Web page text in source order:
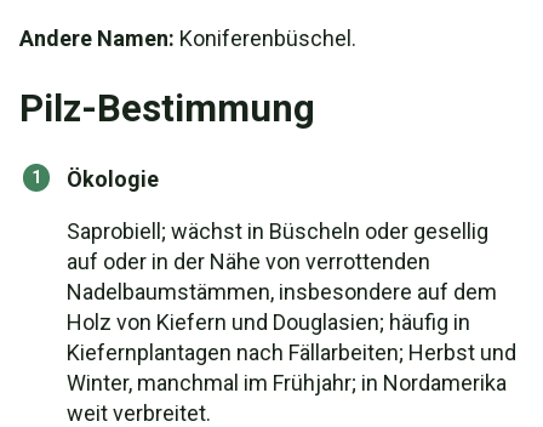
Andere Namen: Koniferenbüschel.
Pilz-Bestimmung
Ökologie
Saprobiell; wächst in Büscheln oder gesellig
auf oder in der Nähe von verrottenden
Nadelbaumstämmen, insbesondere auf dem
Holz von Kiefern und Douglasien; häufig in
Kiefernplantagen nach Fällarbeiten; Herbst und
Winter, manchmal im Frühjahr; in Nordamerika
weit verbreitet.